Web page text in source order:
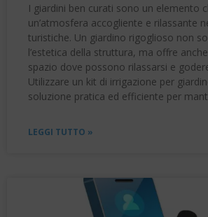
I giardini ben curati sono un elemento
un’atmosfera accogliente e rilassante
turistiche. Un giardino rigoglioso non
l’estetica della struttura, ma offre
spazio dove possono rilassarsi e
Utilizzare un kit di irrigazione per
soluzione pratica ed efficiente per
LEGGI TUTTO »